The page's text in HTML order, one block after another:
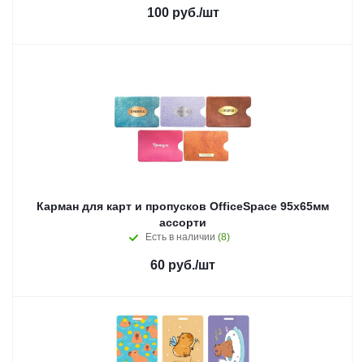
100руб./шт
Карман для карт и пропусков OfficeSpace 95х65мм
ассорти
Есть в наличии (8)
60 руб./шт